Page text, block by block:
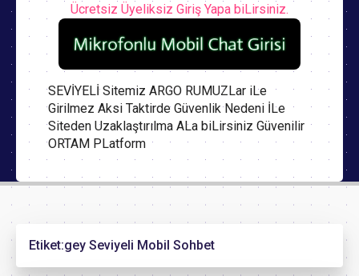
Ücretsiz Üyeliksiz Giriş Yapa biLirsiniz.
SEVİYELİ Sitemiz ARGO RUMUZLar iLe
Girilmez Aksi Taktirde Güvenlik Nedeni İLe
Siteden Uzaklaştırılma ALa biLirsiniz Güvenilir
ORTAM PLatform
Etiket:gey Seviyeli Mobil Sohbet